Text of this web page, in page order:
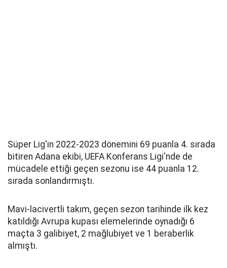
Süper Lig'in 2022-2023 dönemini 69 puanla 4. sırada
bitiren Adana ekibi, UEFA Konferans Ligi'nde de
mücadele ettiği geçen sezonu ise 44 puanla 12.
sırada sonlandırmıştı.
Mavi-lacivertli takım, geçen sezon tarihinde ilk kez
katıldığı Avrupa kupası elemelerinde oynadığı 6
maçta 3 galibiyet, 2 mağlubiyet ve 1 beraberlik
almıştı.